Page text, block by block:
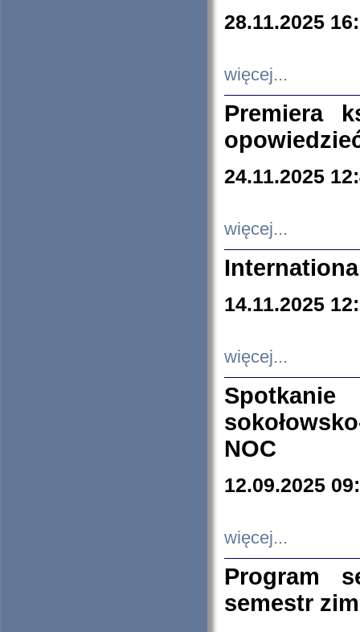
28.11.2025
więcej...
Premiera
24.11.2025
więcej...
14.11.2025
więcej...
NOC
12.09.2025
więcej...
Program
semestr